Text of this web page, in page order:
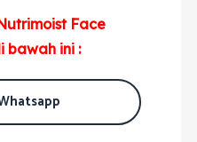
Face
bawah ini :